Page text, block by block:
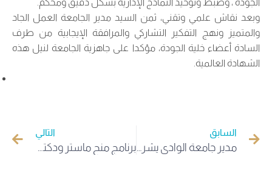
وبعد نقاش علمي وتقني، ثمن السيد مدير الجامعة العمل الجاد
والمتميز ونهج التفكير التشاركي والمرافقة الإيجابية من طرف
السادة أعضاء خلية الجودة، مؤكدا على جاهزية الجامعة لنيل هذه
الشهادة العالمية.
السابق التالي
برنامج منح ماستر ودكتوراه في أذربيجان للعام الدراسي 2027/2026